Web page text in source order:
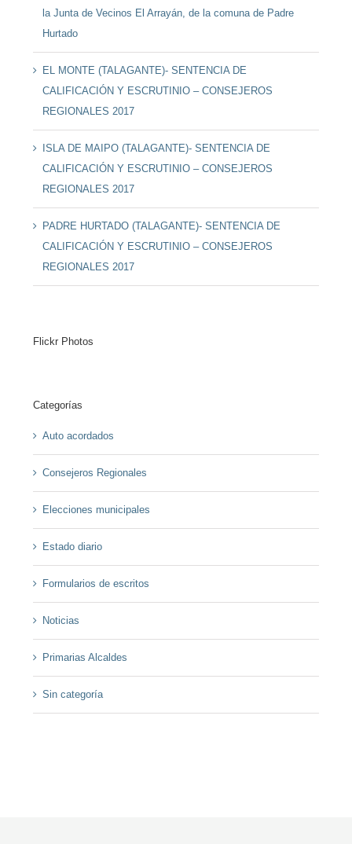
la Junta de Vecinos El Arrayán, de la comuna de Padre
Hurtado
EL MONTE (TALAGANTE)- SENTENCIA DE
CALIFICACIÓN Y ESCRUTINIO – CONSEJEROS
REGIONALES 2017
ISLA DE MAIPO (TALAGANTE)- SENTENCIA DE
CALIFICACIÓN Y ESCRUTINIO – CONSEJEROS
REGIONALES 2017
PADRE HURTADO (TALAGANTE)- SENTENCIA DE
CALIFICACIÓN Y ESCRUTINIO – CONSEJEROS
REGIONALES 2017
Flickr Photos
Categorías
Auto acordados
Consejeros Regionales
Elecciones municipales
Estado diario
Formularios de escritos
Noticias
Primarias Alcaldes
Sin categoría